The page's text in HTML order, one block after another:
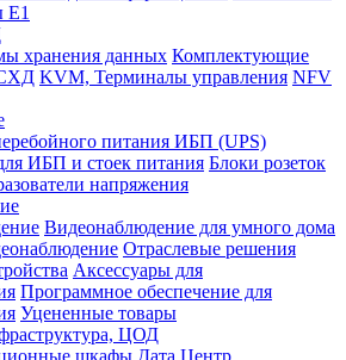
Е1
хранения данных Комплектующие
СХД KVM, Терминалы управления NFV
питания ИБП (UPS)
ИБП и стоек питания Блоки розеток
напряжения
Видеонаблюдение для умного дома
Отраслевые решения
Аксессуары для
Программное обеспечение для
Уцененные товары
ЦОД
шкафы Дата Центр